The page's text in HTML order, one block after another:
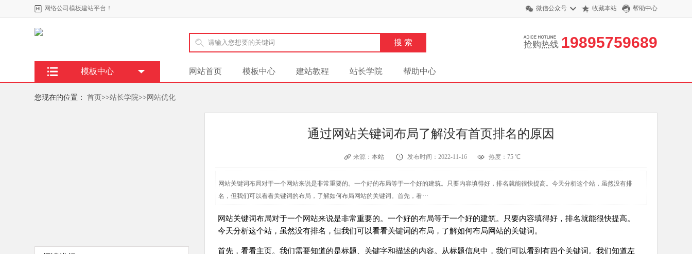
网络公司模板建站平台！ 微信公众号 收藏本站 帮助中心
抢购热线 19895759689
网站首页 模板中心 建站教程 站长学院 帮助中心
模板中心
您现在的位置： 首页 >>站长学院>> 网站优化
通过网站关键词布局了解没有首页排名的原因
来源： 本站 发布时间：2022-11-16 热度：75 ℃
网站关键词布局对于一个网站来说是非常重要的。一个好的布局等于一个好的建筑。只要内容填得好，排名就能很快提高。今天分析这个站，虽然没有排
名，但我们可以看看关键词的布局，了解如何布局网站的关键词。首先，看···
网站关键词布局对于一个网站来说是非常重要的。一个好的布局等于一个好的建筑。只要内容填得好，排名就能很快提高。
今天分析这个站，虽然没有排名，但我们可以看看关键词的布局，了解如何布局网站的关键词。
首先，看看主页。我们需要知道的是标题、关键字和描述的内容。从标题信息中，我们可以看到有四个关键词。我们知道左